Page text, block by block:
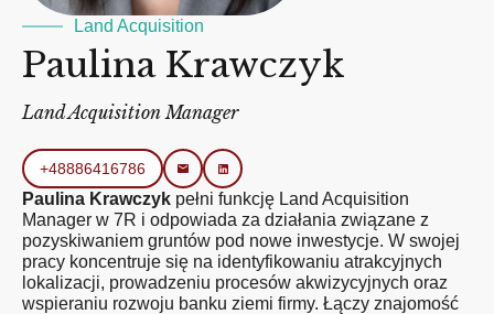
Land Acquisition
Paulina Krawczyk
Land Acquisition Manager
+48886416786
Paulina Krawczyk pełni funkcję Land Acquisition
Manager w 7R i odpowiada za działania związane z
pozyskiwaniem gruntów pod nowe inwestycje. W swojej
pracy koncentruje się na identyfikowaniu atrakcyjnych
lokalizacji, prowadzeniu procesów akwizycyjnych oraz
wspieraniu rozwoju banku ziemi firmy. Łączy znajomość